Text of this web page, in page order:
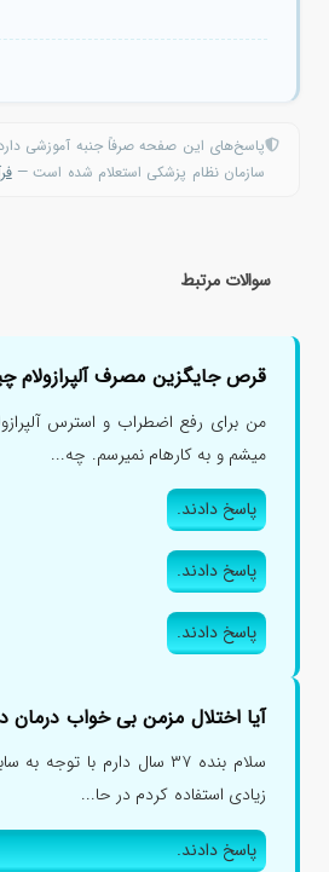
پاسخ‌های این صفحه صرفاً جنبه آموزشی
سازمان نظام پزشکی استعلام شده است —
سوالات مرتبط
قرص جایگزین مصرف آلپرازولام
من برای رفع اضطراب و استرس
میشم و به کارهام نمیرسم. چه...
پاسخ دادند.
پاسخ دادند.
پاسخ دادند.
آیا اختلال مزمن بی خواب درمان
زیادی استفاده کردم در حا...
پاسخ دادند.